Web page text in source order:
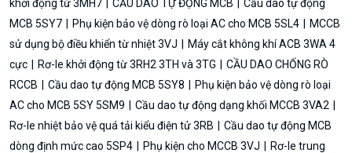
khởi động từ 3MH7
CẦU DAO TỰ ĐỘNG MCB
Cầu dao tự động
MCB 5SY7
Phụ kiện bảo vệ dòng rò loại AC cho MCB 5SL4
MCCB
sử dụng bộ điều khiển từ nhiệt 3VJ
Máy cắt không khí ACB 3WA 4
cực
Rơ-le khởi động từ 3RH2 3TH và 3TG
CẦU DAO CHỐNG RÒ
RCCB
Cầu dao tự động MCB 5SY8
Phụ kiện bảo vệ dòng rò loại
AC cho MCB 5SY 5SM9
Cầu dao tự động dạng khối MCCB 3VA2
Rơ-le nhiệt bảo vệ quá tải kiểu điện tử 3RB
Cầu dao tự động MCB
dòng định mức cao 5SP4
Phụ kiện cho MCCB 3VJ
Rơ-le trung